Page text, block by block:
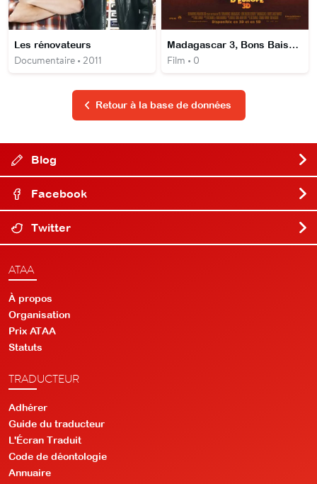
Les rénovateurs
Documentaire • 2011
Madagascar 3, Bons Baisers d'Europe
Film • 0
Retour à la base de données
Blog
Facebook
Twitter
ATAA
À propos
Organisation
Prix ATAA
Statuts
TRADUCTEUR
Adhérer
Guide du traducteur
L'Écran Traduit
Code de déontologie
Annuaire